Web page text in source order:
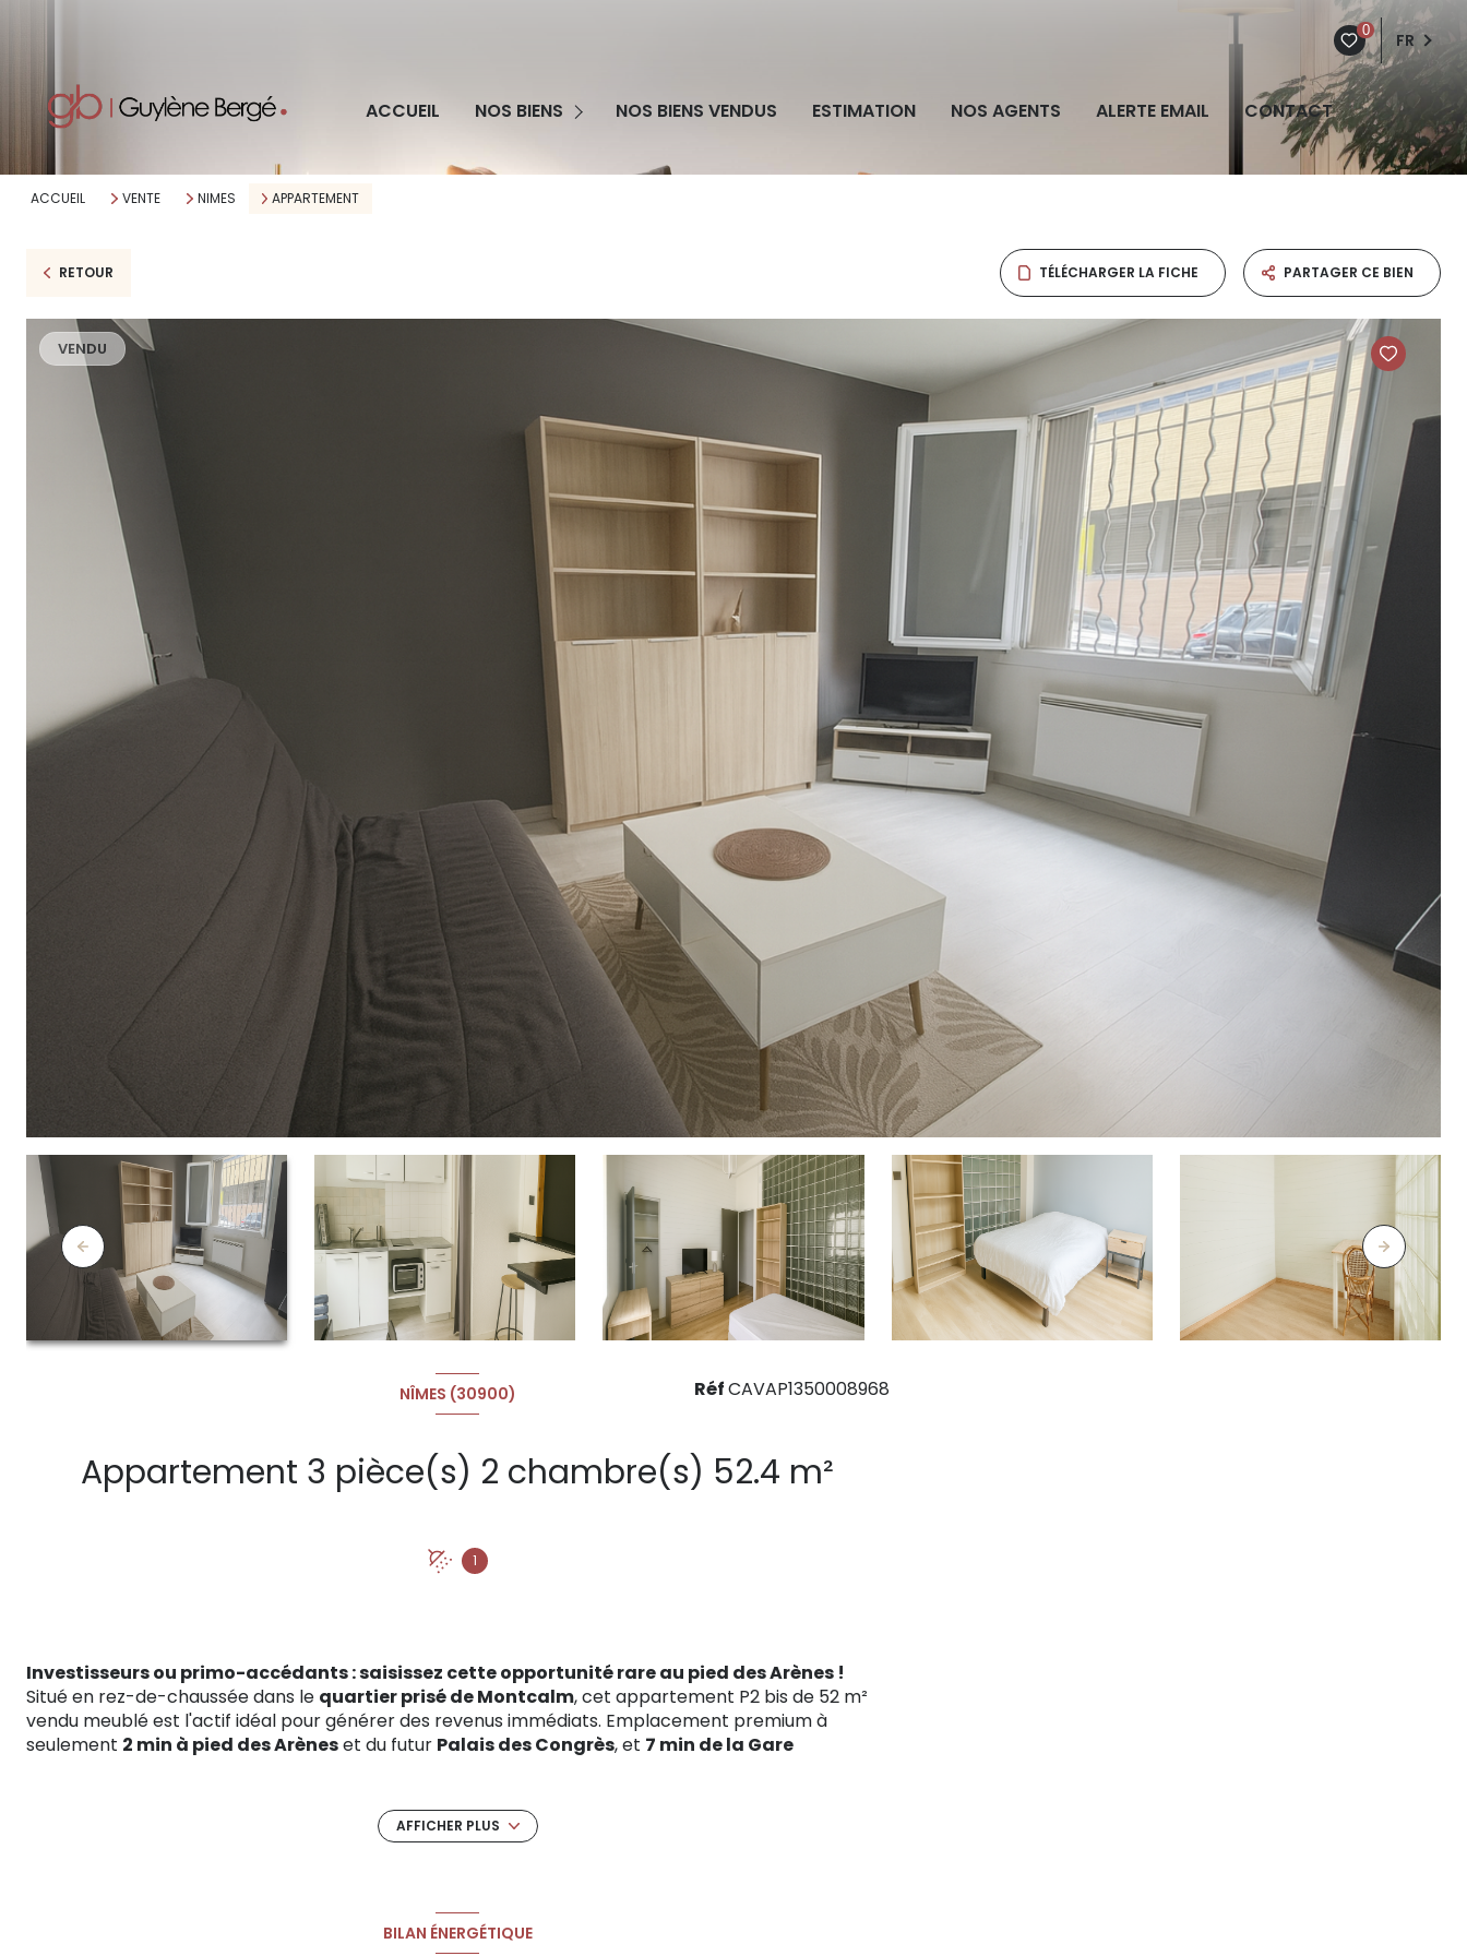
0 FR
ACCUEIL NOS BIENS
Programmes Neufs NOS BIENS VENDUS ESTIMATION NOS AGENTS ALERTE EMAIL CONTACT
ACCUEIL VENTE NIMES APPARTEMENT
RETOUR TÉLÉCHARGER LA FICHE PARTAGER CE BIEN
VENDU
NÎMES (30900)
Appartement 3 pièce(s) 2 chambre(s) 52.4 m²
1
RéfCAVAP1350008968
Investisseurs ou primo-accédants : saisissez cette opportunité rare au pied des Arènes !
Situé en rez-de-chaussée dans le quartier prisé de Montcalm, cet appartement P2 bis de 52 m²
vendu meublé est l'actif idéal pour générer des revenus immédiats. Emplacement premium à
seulement 2 min à pied des Arèneset du futur Palais des Congrès, et 7 min de la Gare
Ce bien est une véritable "pépite" pour les investisseurs grâce à sa flexibilité :
Potentiel de loyer jusqu'à680 €/mois
Le prix attractif intègre des travaux de rafraîchissement. En rénovant,
intéressant et uneplus-value immédiate
AFFICHER PLUS
BILAN ÉNERGÉTIQUE